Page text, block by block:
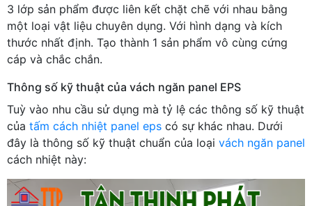
3 lớp sản phẩm được liên kết chặt chẽ với nhau bằng
một loại vật liệu chuyên dụng. Với hình dạng và kích
thước nhất định. Tạo thành 1 sản phẩm vô cùng cứng
cáp và chắc chắn.
Thông số kỹ thuật của vách ngăn panel EPS
Tuỳ vào nhu cầu sử dụng mà tỷ lệ các thông số kỹ thuật
của tấm cách nhiệt panel eps có sự khác nhau. Dưới
đây là thông số kỹ thuật chuẩn của loại vách ngăn panel
cách nhiệt này: